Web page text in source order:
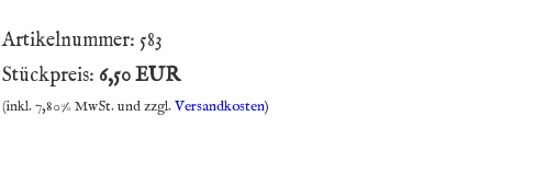
Artikelnummer: 583
Stückpreis: 6,50 EUR
(inkl. 7,80% MwSt. und zzgl.Versandkosten)